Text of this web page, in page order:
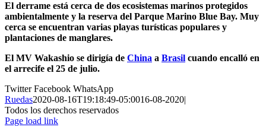
El derrame está cerca de dos ecosistemas marinos protegidos
ambientalmente y la reserva del Parque Marino Blue Bay. Muy
cerca se encuentran varias playas turísticas populares y
plantaciones de manglares.
El MV Wakashio se dirigía de China a Brasil cuando encalló en
el arrecife el 25 de julio.
TwitterFacebook WhatsApp
Ruedas2020-08-16T19:18:49-05:0016-08-2020|
Todos los derechos reservados
Page load link